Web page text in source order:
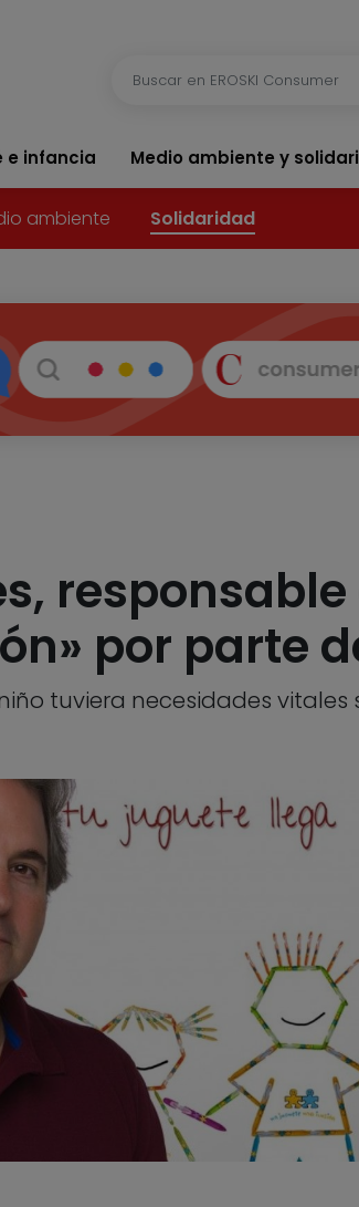
e infancia Medio ambiente y
ambiente Solidaridad
por parte
tuviera necesidades vitales